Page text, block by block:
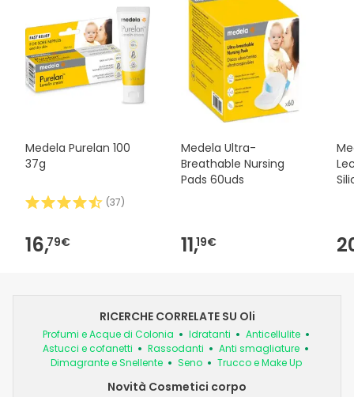
Medela Purelan 100
37g
(37)
16,79€
Medela Ultra-
Breathable Nursing
Pads 60uds
11,19€
RICERCHE CORRELATE SU Oli
Profumi e Acque di Colonia Idratanti
Anticellulite
Astucci e cofanetti
Rassodanti
Anti smagliature
Dimagrante e Snellente
Seno Trucco e Make Up
Novità Cosmetici corpo